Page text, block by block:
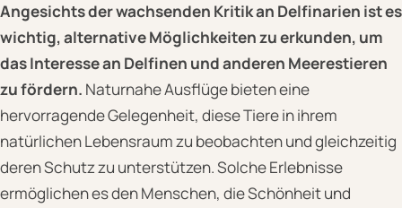
Angesichts der wachsenden Kritik an Delfinarien ist es
wichtig, alternative Möglichkeiten zu erkunden, um
das Interesse an Delfinen und anderen Meerestieren
zu fördern. Naturnahe Ausflüge bieten eine
hervorragende Gelegenheit, diese Tiere in ihrem
natürlichen Lebensraum zu beobachten und gleichzeitig
deren Schutz zu unterstützen. Solche Erlebnisse
ermöglichen es den Menschen, die Schönheit und